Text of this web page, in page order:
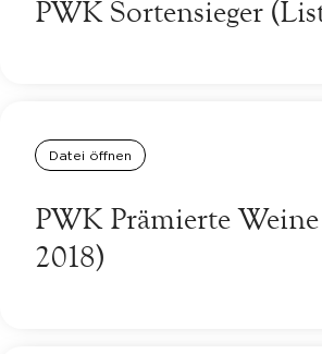
PWK Sortensieger
Datei öffnen
PWK Prämierte
2018)